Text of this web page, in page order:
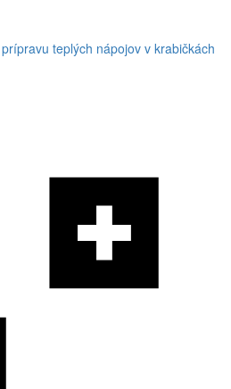
teplých nápojov v krabičkách